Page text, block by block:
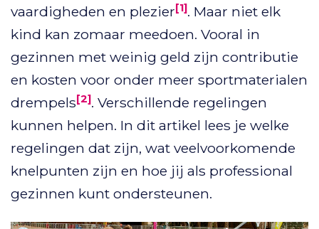
vaardigheden en plezier[1]. Maar niet elk
kind kan zomaar meedoen. Vooral in
gezinnen met weinig geld zijn contributie
en kosten voor onder meer sportmaterialen
drempels[2]. Verschillende regelingen
kunnen helpen. In dit artikel lees je welke
regelingen dat zijn, wat veelvoorkomende
knelpunten zijn en hoe jij als professional
gezinnen kunt ondersteunen.